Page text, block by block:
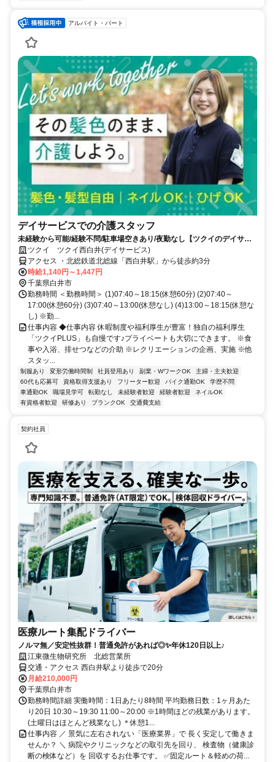
アルバイト・パート
デイサービスでの介護スタッフ
未経験から可能/経験不問/駐車場空きあり/夜勤なし【ツクイのデイサー
ビス/介護スタッフ求人】
ツクイ ツクイ西白井(デイサービス)
アクセス ・北総鉄道北総線「西白井駅」から徒歩約3分
時給1,140円～1,447円
千葉県白井市
勤務時間 ＜勤務時間＞ (1)07:40～18:15(休憩60分) (2)07:40～
17:00(休憩60分) (3)07:40～13:00(休憩なし) (4)13:00～18:15(休憩な
し) ※勤...
仕事内容 ◆仕事内容 休暇制度や福利厚生が豊富！独自の福利厚生
「ツクイPLUS」も自慢です♪プライベートも大切にできます。 ※食
事や入浴、排せつなどの介助 ※レクリエーションの企画、実施 ※他
スタッ...
制服あり 変形労働時間制 社員登用あり 副業・WワークOK
主婦・主夫歓迎
60代も応募可
資格取得支援あり フリーター歓迎 バイク通勤OK
学歴不問
車通勤OK
職場見学可 転勤なし 未経験者歓迎 経験者歓迎
ネイルOK
有資格者歓迎
研修あり ブランクOK 交通費支給
契約社員
医療ルート集配ドライバー
ノルマ無／安定性抜群！普通免許があれば◎✨年休120日以上♪
江東微生物研究所 北総営業所
交通・アクセス 西白井駅より徒歩で20分
月給210,000円
千葉県白井市
勤務時間詳細 実働時間：1日あたり8時間 平均勤務日数：1ヶ月あた
り20日 10:30～19:30 11:00～20:00 ※1時間ほどの残業があります。
(土曜日はほとんど残業なし) ＊休憩1...
仕事内容 ／ 景気に左右されない「医療業界」で 長く安定して働きま
せんか？ ＼ 病院やクリニックなどの取引先を回り、 検査物（健康診
断の検体など）を 回収するお仕事です。 ✅固定ルート＆軽めの荷...